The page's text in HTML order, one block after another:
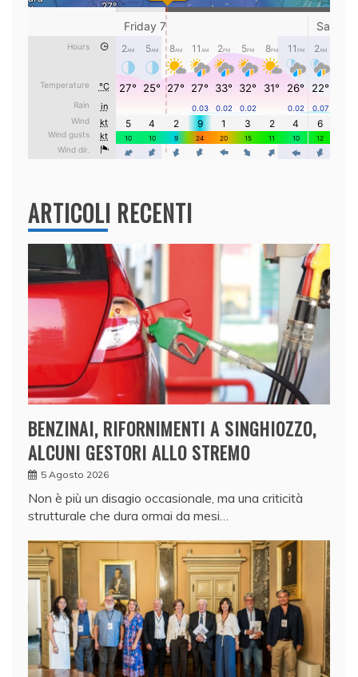
ARTICOLI RECENTI
BENZINAI, RIFORNIMENTI A SINGHIOZZO,
ALCUNI GESTORI ALLO STREMO
5 Agosto 2026
Non è più un disagio occasionale, ma una criticità
strutturale che dura ormai da mesi…